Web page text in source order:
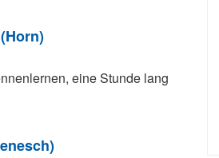
eine Stunde lang